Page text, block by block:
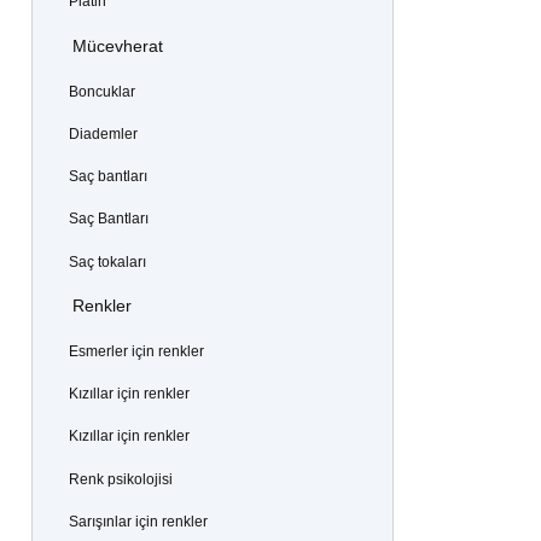
Mücevherat
Boncuklar
Diademler
Saç bantları
Saç Bantları
Saç tokaları
Renkler
Esmerler için renkler
Kızıllar için renkler
Kızıllar için renkler
Renk psikolojisi
Sarışınlar için renkler